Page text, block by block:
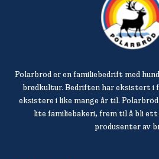
Polarbröd er en familiebedrift med
brødkultur. Bedriften har eksistert i
eksistere i like mange år til.
lite familiebakeri, frem til å bli
produsenter av